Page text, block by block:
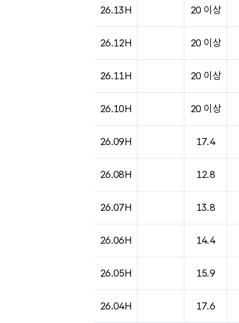
26.13H 20 이상
26.12H 20 이상
26.11H 20 이상
26.10H 20 이상
26.09H 17.4
26.08H 12.8
26.07H 13.8
26.06H 14.4
26.05H 15.9
26.04H 17.6